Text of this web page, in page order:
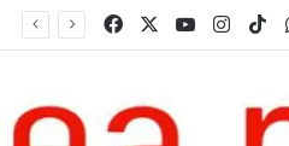
Facebook YouTube